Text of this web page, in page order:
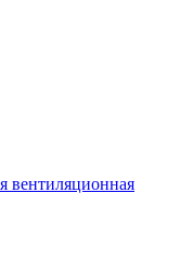
вентиляционная